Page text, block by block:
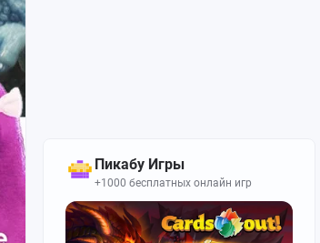
Пикабу Игры
+1000 бесплатных онлайн игр